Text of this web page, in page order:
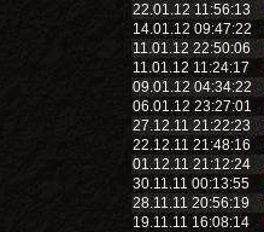
22.01.12 11:56:13
14.01.12 09:47:22
11.01.12 22:50:06
11.01.12 11:24:17
09.01.12 04:34:22
06.01.12 23:27:01
27.12.11 21:22:23
22.12.11 21:48:16
01.12.11 21:12:24
30.11.11 00:13:55
28.11.11 20:56:19
19.11.11 16:08:14